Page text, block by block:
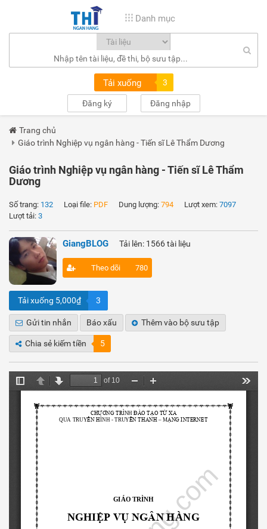
Danh mục
Tải xuống 3
Đăng ký Đăng nhập
Trang chủ
Giáo trình Nghiệp vụ ngân hàng - Tiến sĩ Lê Thẩm Dương
Giáo trình Nghiệp vụ ngân hàng - Tiến sĩ Lê Thẩm
Dương
Số trang: 132 Loại file: PDF Dung lượng: 794 Lượt xem: 7097
Lượt tải: 3
GiangBLOG Tải lên: 1566 tài liệu
Theo dõi 780
Tải xuống 5,000₫ 3
Gửi tin nhắn Báo xấu Thêm vào bộ sưu tập
Chia sẻ kiếm tiền 5